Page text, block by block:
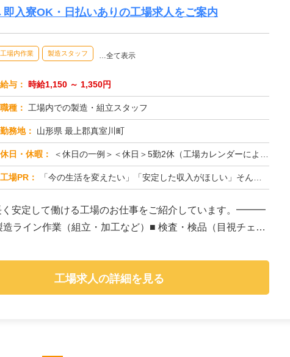
入寮OK・日払いありの工場求人をご案内
場内作業 製造スタッフ …全て表示
給与： 時給1,150 ～ 1,350円
職種： 工場内での製造・組立スタッフ
勤務地： 山形県 最上郡真室川町
休日・休暇： ＜休日の一例＞＜休日＞5勤2休（工場カレンダーによる）★ＧＷ・夏季・年末年始休暇あり★有給休暇あり※配属先により休...
工場PR： 「今の生活を変えたい」「安定した収入がほしい」そんなあなたの想いに応えます。株式会社京栄センターは、工場・製造業に...
く安定して働ける工場のお仕事をご紹介しています。━━━
イン作業（組立・加工など）■ 検査・検品（目視チェッ
工場求人の詳細を見る